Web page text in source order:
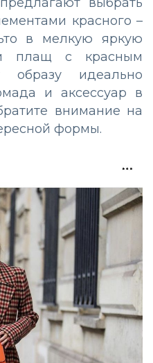
красного –
в мелкую яркую
плащ с красным
идеально
и аксессуар в
внимание на
формы.